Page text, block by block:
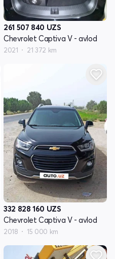
261 507 840 UZS
Chevrolet Captiva V - avlod
2021 21 372 km
332 828 160 UZS
Chevrolet Captiva V - avlod
2018 15 000 km